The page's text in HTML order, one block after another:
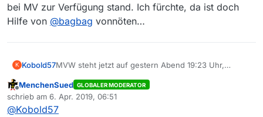
bei MV zur Verfügung stand. Ich fürchte, da ist doch
Hilfe von @bagbag vonnöten…
K Kobold57MVW steht jetzt auf gestern Abend 19:23 Uhr,
obwohl sie bei MV zur Verfügung stand. Ich fürchte,
da ist doch Hilfe von
Offline
MenchenSued GLOBALER MODERATOR
schrieb am 6. Apr. 2019, 06:51
zuletzt editiert von
@Kobold57